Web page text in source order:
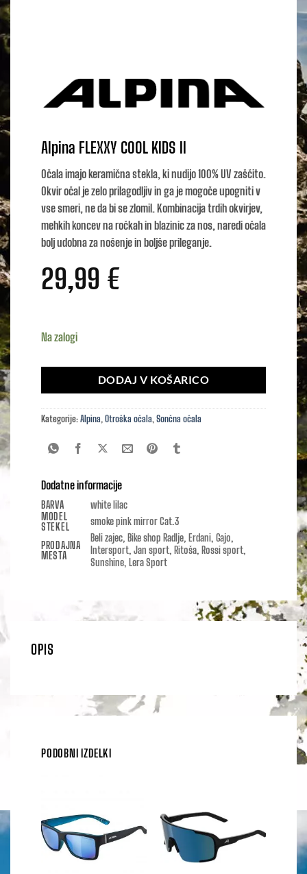
Alpina FLEXXY COOL KIDS II
Očala imajo keramična stekla, ki nudijo 100% UV zaščito.
Okvir očal je zelo prilagodljiv in ga je mogoče upogniti v
vse smeri, ne da bi se zlomil. Kombinacija trdih okvirjev,
mehkih koncev na ročkah in blazinic za nos, naredi očala
bolj udobna za nošenje in boljše prileganje.
29,99 €
Na zalogi
DODAJ V KOŠARICO
Kategorije:Alpina Otroška očala Sončna očala
Dodatne informacije
BARVA
white lilac
MODEL
STEKEL
smoke pink mirror Cat.3
PRODAJNA
MESTA
Beli zajec, Bike shop Radlje, Erdani, Gajo,
Intersport, Jan sport, Ritoša, Rossi sport,
Sunshine, Lera Sport
OPIS
PODOBNI IZDELKI